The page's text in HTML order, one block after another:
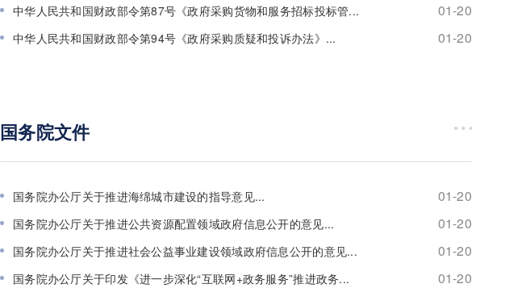
中华人民共和国财政部令第87号《政府采购货物和服务招标投标管... 01-20
中华人民共和国财政部令第94号《政府采购质疑和投诉办法》... 01-20
国务院文件
国务院办公厅关于推进海绵城市建设的指导意见... 01-20
国务院办公厅关于推进公共资源配置领域政府信息公开的意见... 01-20
国务院办公厅关于推进社会公益事业建设领域政府信息公开的意见... 01-20
国务院办公厅关于印发《进一步深化“互联网+政务服务”推进政务... 01-20